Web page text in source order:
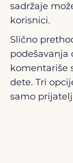
sadržaje
korisnici.
Slično
podešavanja
komentariše
dete. Tri
samo